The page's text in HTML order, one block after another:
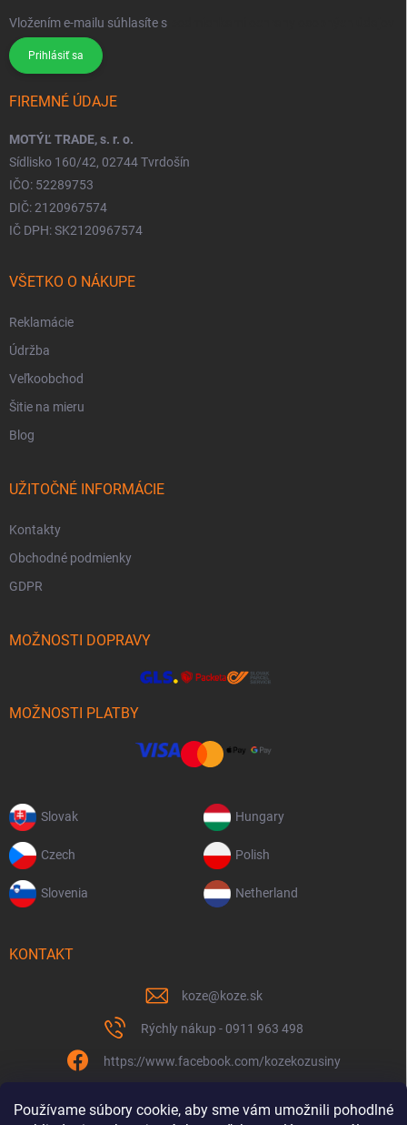
Používame súbory cookie, aby sme vám umožnili pohodlné
Vložením e-mailu súhlasíte s
Prihlásiť sa
FIREMNÉ ÚDAJE
MOTÝĽ TRADE, s. r. o.
Sídlisko 160/42, 02744 Tvrdošín
IČO: 52289753
DIČ: 2120967574
IČ DPH: SK2120967574
VŠETKO O NÁKUPE
Reklamácie
Údržba
Veľkoobchod
Šitie na mieru
Blog
UŽITOČNÉ INFORMÁCIE
Kontakty
Obchodné podmienky
GDPR
MOŽNOSTI DOPRAVY
MOŽNOSTI PLATBY
Slovak Hungary
Czech Polish
Slovenia Netherland
KONTAKT
koze@koze.sk
Rýchly nákup - 0911 963 498
https://www.facebook.com/kozekozusiny